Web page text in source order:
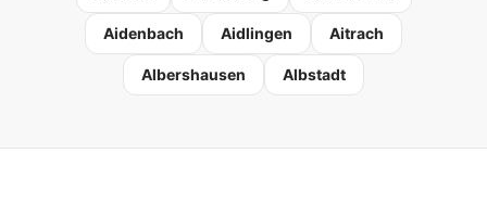
Aidenbach Aidlingen Aitrach
Albershausen Albstadt